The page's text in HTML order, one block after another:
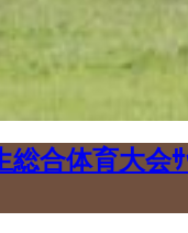
総合体育大会